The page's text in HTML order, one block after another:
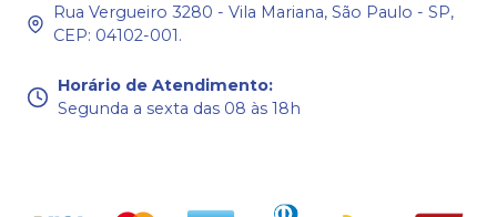
Rua Vergueiro 3280 - Vila Mariana, São Paulo - SP,
CEP: 04102-001.
Horário de Atendimento:
Segunda a sexta das 08 às 18h